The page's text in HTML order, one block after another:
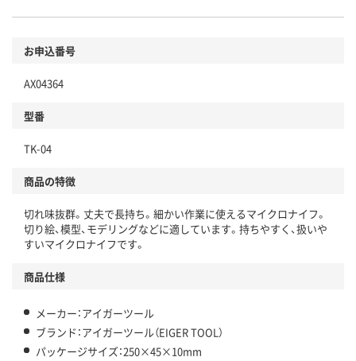
お申込番号
AX04364
型番
TK-04
商品の特徴
切れ味抜群。丈夫で長持ち。細かい作業に使えるマイクロナイフ。
切り絵、模型、モデリングなどに適しています。持ちやすく、扱いや
すいマイクロナイフです。
商品仕様
メーカー：アイガーツール
ブランド：アイガーツール（EIGER TOOL）
パッケージサイズ：250×45×10mm